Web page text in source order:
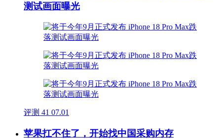
测试画面曝光
评测 41 07.01
苹果扛不住了，开始找中国采购内存